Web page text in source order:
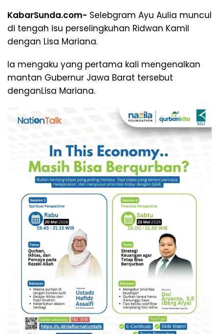
KabarSunda.com- Selebgram Ayu Aulia muncul
di tengah isu perselingkuhan Ridwan Kamil
dengan Lisa Mariana.
Ia mengaku yang pertama kali mengenalkan
mantan Gubernur Jawa Barat tersebut
denganLisa Mariana.